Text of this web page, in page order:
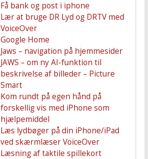
Få bank og post i iphone
Lær at bruge DR Lyd og DRTV med
VoiceOver
Google Home
Jaws – navigation på hjemmesider
JAWS – om ny AI-funktion til
beskrivelse af billeder – Picture
Smart
Kom rundt på egen hånd på
forskellig vis med iPhone som
hjælpemiddel
Læs lydbøger på din iPhone/iPad
ved skærmlæser VoiceOver
Læsning af taktile spillekort